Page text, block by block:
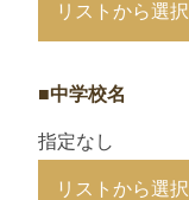
リストから選択
中学校名
指定なし
リストから選択